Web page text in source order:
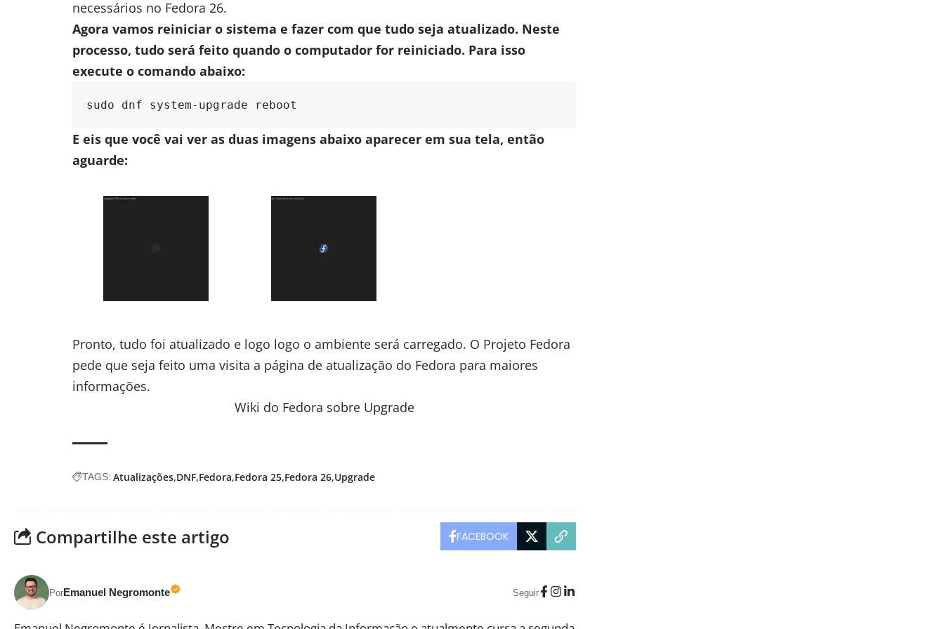
necessários no Fedora 26.
Agora vamos reiniciar o sistema e fazer com que tudo seja atualizado. Neste
processo, tudo será feito quando o computador for reiniciado. Para isso
execute o comando abaixo:
sudo dnf system-upgrade reboot
E eis que você vai ver as duas imagens abaixo aparecer em sua tela, então
aguarde:
Pronto, tudo foi atualizado e logo logo o ambiente será carregado. O Projeto Fedora
pede que seja feito uma visita a página de atualização do Fedora para maiores
informações.
Wiki do Fedora sobre Upgrade
TAGS: Atualizações DNF Fedora Fedora 25 Fedora 26 Upgrade
Compartilhe este artigo FACEBOOK
PorEmanuel Negromonte Seguir